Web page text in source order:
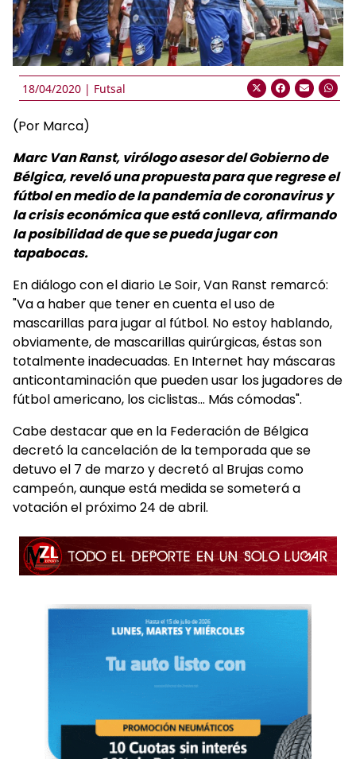
18/04/2020 | Futsal
(Por Marca)
Marc Van Ranst, virólogo asesor del Gobierno de
Bélgica, reveló una propuesta para que regrese el
fútbol en medio de la pandemia de coronavirus y
la crisis económica que está conlleva, afirmando
la posibilidad de que se pueda jugar con
tapabocas.
En diálogo con el diario Le Soir, Van Ranst remarcó:
"Va a haber que tener en cuenta el uso de
mascarillas para jugar al fútbol. No estoy hablando,
obviamente, de mascarillas quirúrgicas, éstas son
totalmente inadecuadas. En Internet hay máscaras
anticontaminación que pueden usar los jugadores de
fútbol americano, los ciclistas... Más cómodas".
Cabe destacar que en la Federación de Bélgica
decretó la cancelación de la temporada que se
detuvo el 7 de marzo y decretó al Brujas como
campeón, aunque está medida se someterá a
votación el próximo 24 de abril.